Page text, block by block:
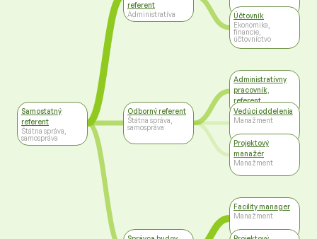
Samostatný
referent
Štátna správa,
samospráva
referent
Administratíva
Odborný referent
Štátna správa,
samospráva
Účtovník
Ekonomika,
financie,
účtovníctvo
Administratívny
pracovník,
referent
Administratíva
Vedúci oddelenia
Manažment
Projektový
manažér
Manažment
Facility manager
Manažment